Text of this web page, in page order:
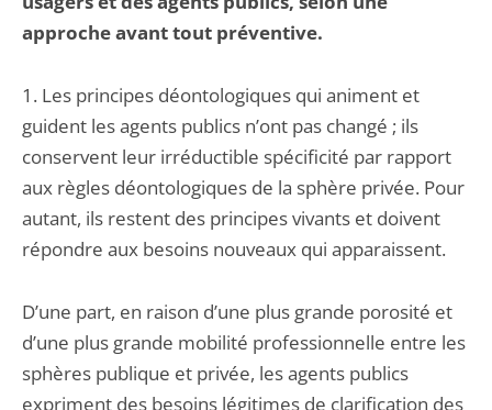
approche avant tout préventive.
1. Les principes déontologiques qui animent et
guident les agents publics n’ont pas changé ; ils
conservent leur irréductible spécificité par rapport
aux règles déontologiques de la sphère privée. Pour
autant, ils restent des principes vivants et doivent
répondre aux besoins nouveaux qui apparaissent.
D’une part, en raison d’une plus grande porosité et
d’une plus grande mobilité professionnelle entre les
sphères publique et privée, les agents publics
expriment des besoins légitimes de clarification des